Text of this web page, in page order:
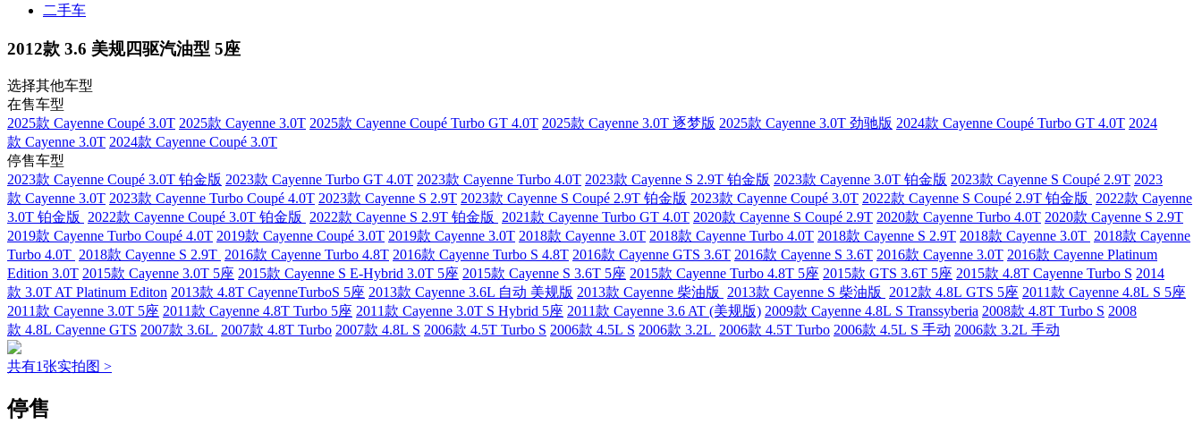
二手车
2012款 3.6 美规四驱汽油型 5座
选择其他车型
在售车型
2025款 Cayenne Coupé 3.0T 2025款 Cayenne 3.0T 2025款 Cayenne Coupé Turbo GT 4.0T 2025款 Cayenne 3.0T 逐梦版 2025款 Cayenne 3.0T 劲驰版 2024款 Cayenne Coupé Turbo GT 4.0T 2024
款 Cayenne 3.0T 2024款 Cayenne Coupé 3.0T
停售车型
2023款 Cayenne Coupé 3.0T 铂金版 2023款 Cayenne Turbo GT 4.0T 2023款 Cayenne Turbo 4.0T 2023款 Cayenne S 2.9T 铂金版 2023款 Cayenne 3.0T 铂金版 2023款 Cayenne S Coupé 2.9T 2023
款 Cayenne 3.0T 2023款 Cayenne Turbo Coupé 4.0T 2023款 Cayenne S 2.9T 2023款 Cayenne S Coupé 2.9T 铂金版 2023款 Cayenne Coupé 3.0T 2022款 Cayenne S Coupé 2.9T 铂金版
2022款 Cayenne
3.0T 铂金版
2022款 Cayenne Coupé 3.0T 铂金版 2022款 Cayenne S 2.9T 铂金版 2021款 Cayenne Turbo GT 4.0T 2020款 Cayenne S Coupé 2.9T 2020款 Cayenne Turbo 4.0T 2020款 Cayenne S 2.9T
2019款 Cayenne Turbo Coupé 4.0T 2019款 Cayenne Coupé 3.0T 2019款 Cayenne 3.0T 2018款 Cayenne 3.0T 2018款 Cayenne Turbo 4.0T 2018款 Cayenne S 2.9T 2018款 Cayenne 3.0T 2018款 Cayenne
Turbo 4.0T 2018款 Cayenne S 2.9T 2016款 Cayenne Turbo 4.8T 2016款 Cayenne Turbo S 4.8T 2016款 Cayenne GTS 3.6T 2016款 Cayenne S 3.6T 2016款 Cayenne 3.0T 2016款 Cayenne Platinum
Edition 3.0T 2015款 Cayenne 3.0T 5座 2015款 Cayenne S E-Hybrid 3.0T 5座 2015款 Cayenne S 3.6T 5座 2015款 Cayenne Turbo 4.8T 5座 2015款 GTS 3.6T 5座 2015款 4.8T Cayenne Turbo S 2014
款 3.0T AT Platinum Editon 2013款 4.8T CayenneTurboS 5座 2013款 Cayenne 3.6L 自动 美规版 2013款 Cayenne 柴油版 2013款 Cayenne S 柴油版 2012款 4.8L GTS 5座 2011款 Cayenne 4.8L S 5座
2011款 Cayenne 3.0T 5座 2011款 Cayenne 4.8T Turbo 5座 2011款 Cayenne 3.0T S Hybrid 5座 2011款 Cayenne 3.6 AT (美规版) 2009款 Cayenne 4.8L S Transsyberia 2008款 4.8T Turbo S 2008
款 4.8L Cayenne GTS 2007款 3.6L 2007款 4.8T Turbo 2007款 4.8L S 2006款 4.5T Turbo S 2006款 4.5L S 2006款 3.2L 2006款 4.5T Turbo 2006款 4.5L S 手动 2006款 3.2L 手动
共有1张实拍图 >
停售